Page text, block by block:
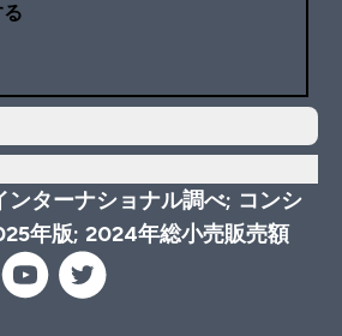
ンターナショナル調べ; コンシ
年版; 2024年総小売販売額